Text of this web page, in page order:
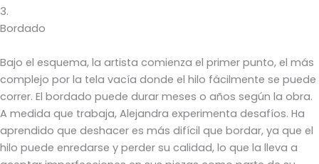
3.
Bordado
Bajo el esquema, la artista comienza el primer punto, el más
complejo por la tela vacía donde el hilo fácilmente se puede
correr. El bordado puede durar meses o años según la obra.
A medida que trabaja, Alejandra experimenta desafíos. Ha
aprendido que deshacer es más difícil que bordar, ya que el
hilo puede enredarse y perder su calidad, lo que la lleva a